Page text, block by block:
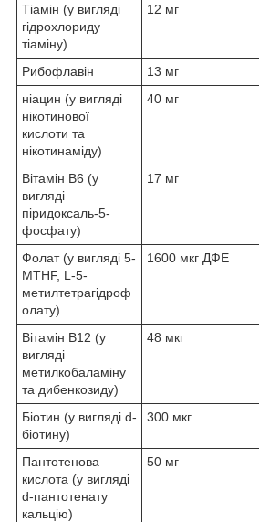
Тіамін (у вигляді
гідрохлориду
тіаміну)
12 мг
Рибофлавін 13 мг
ніацин (у вигляді
нікотинової
кислоти та
нікотинаміду)
40 мг
Вітамін B6 (у
вигляді
піридоксаль-5-
фосфату)
17 мг
Фолат (у вигляді 5-
MTHF, L-5-
метилтетрагідроф
олату)
1600 мкг ДФЕ
Вітамін B12 (у
вигляді
метилкобаламіну
та дибенкозиду)
48 мкг
Біотин (у вигляді d-
біотину)
300 мкг
Пантотенова
кислота (у вигляді
d-пантотенату
кальцію)
50 мг